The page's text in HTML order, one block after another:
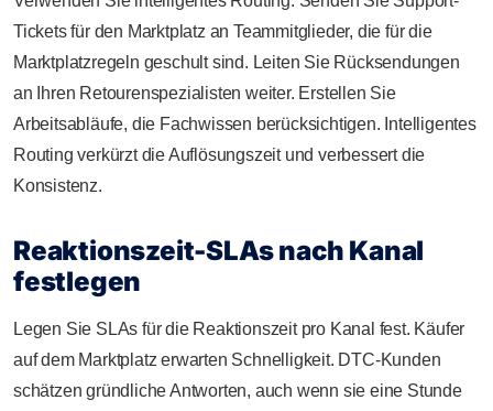
Tickets für den Marktplatz an Teammitglieder, die für die
Marktplatzregeln geschult sind. Leiten Sie Rücksendungen
an Ihren Retourenspezialisten weiter. Erstellen Sie
Arbeitsabläufe, die Fachwissen berücksichtigen. Intelligentes
Routing verkürzt die Auflösungszeit und verbessert die
Konsistenz.
Reaktionszeit-SLAs nach Kanal
festlegen
Legen Sie SLAs für die Reaktionszeit pro Kanal fest. Käufer
auf dem Marktplatz erwarten Schnelligkeit. DTC-Kunden
schätzen gründliche Antworten, auch wenn sie eine Stunde